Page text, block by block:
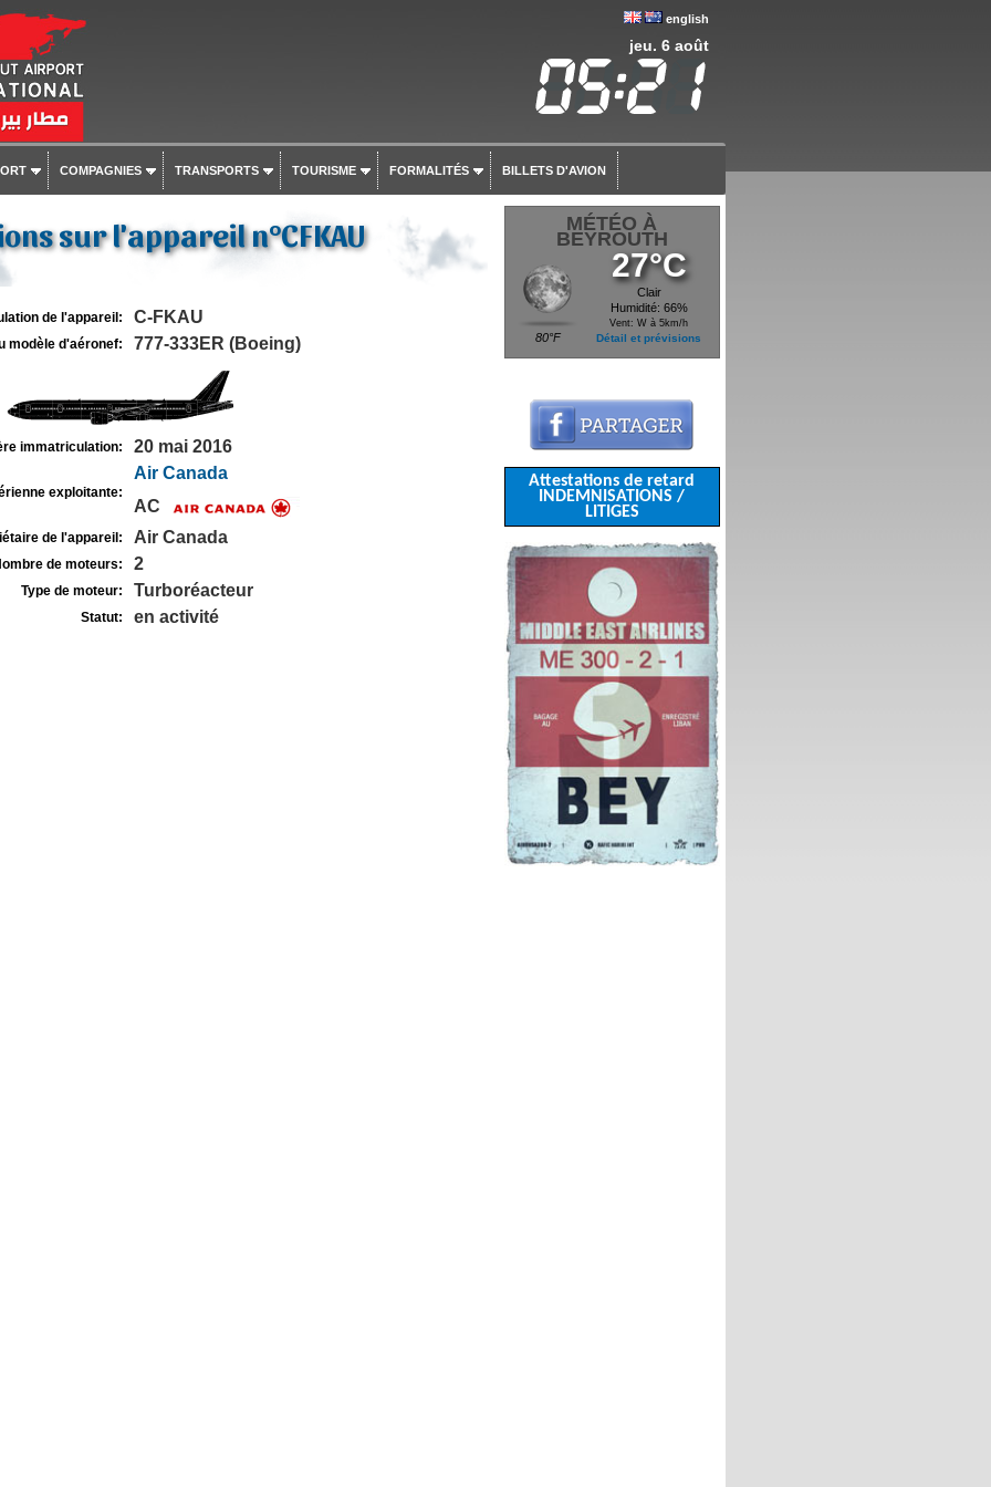
english
jeu. 6 août
COMPAGNIES TRANSPORTS TOURISME FORMALITÉS BILLETS D'AVION
sur l'appareil n°CFKAU
de l'appareil: C-FKAU
modèle d'aéronef: 777-333ER (Boeing)
immatriculation: 20 mai 2016
exploitante:
Air Canada
AC
de l'appareil: Air Canada
de moteurs: 2
Type de moteur: Turboréacteur
Statut: en activité
MÉTÉO À
BEYROUTH
80°F
27°C
Clair
Humidité: 66%
Vent: W à 5km/h
Détail et prévisions
Attestations de retard
INDEMNISATIONS /
LITIGES